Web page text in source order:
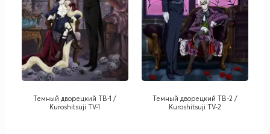
Темный дворецкий ТВ-1 /
Kuroshitsuji TV-1
Темный дворецкий ТВ-2 /
Kuroshitsuji TV-2